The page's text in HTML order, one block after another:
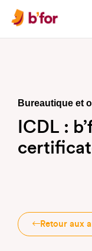
INFOS PRATIQUES &
EN BUREAUTIQUE
Bureautique et
ICDL :
Retour aux